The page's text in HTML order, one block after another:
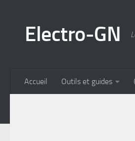
Electro-GN
Accueil Outils et guides